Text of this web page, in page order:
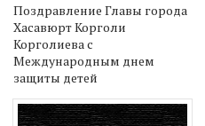
Поздравление Главы города
Хасавюрт Корголи
Корголиева с
Международным днем
защиты детей